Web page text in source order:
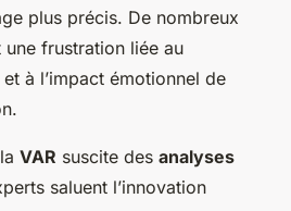
plus précis. De nombreux
frustration liée au
à l’impact émotionnel de
VAR suscite des analyses
saluent l’innovation